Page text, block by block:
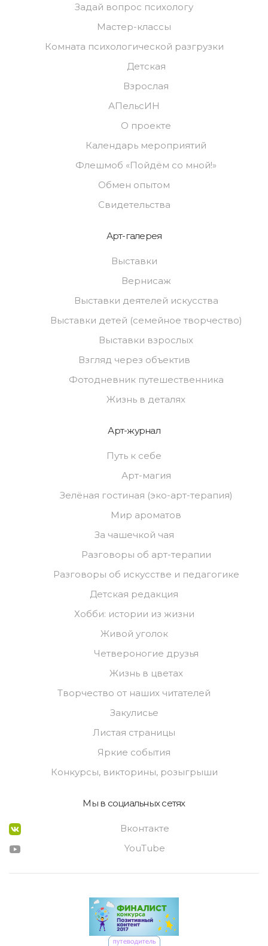
Задай вопрос психологу
Мастер-классы
Комната психологической разгрузки
Детская
Взрослая
АПельсИН
О проекте
Календарь мероприятий
Флешмоб «Пойдём со мной!»
Обмен опытом
Свидетельства
Арт-галерея
Выставки
Вернисаж
Выставки деятелей искусства
Выставки детей (семейное творчество)
Выставки взрослых
Взгляд через объектив
Фотодневник путешественника
Жизнь в деталях
Арт-журнал
Путь к себе
Арт-магия
Зелёная гостиная (эко-арт-терапия)
Мир ароматов
За чашечкой чая
Разговоры об арт-терапии
Разговоры об искусстве и педагогике
Детская редакция
Хобби: истории из жизни
Живой уголок
Четвероногие друзья
Жизнь в цветах
Творчество от наших читателей
Закулисье
Листая страницы
Яркие события
Конкурсы, викторины, розыгрыши
Мы в социальных сетях
Вконтакте
YouTube